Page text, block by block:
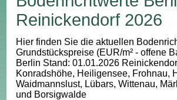
Reinickendorf 2026
Hier finden Sie die aktuellen
Grundstückspreise (EUR/m² - offene
Berlin Stand: 01.01.2026
Konradshöhe, Heiligensee, Frohnau,
Waidmannslust, Lübars, Wittenau,
und Borsigwalde